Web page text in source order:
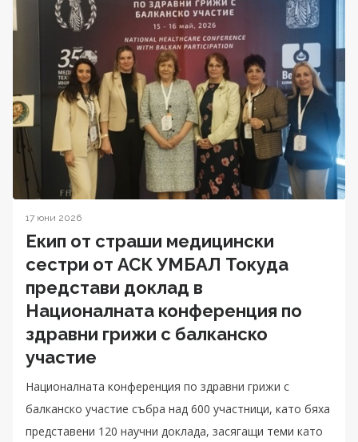
17 юни 2026
Екип от страши медицински
сестри от АСК УМБАЛ Токуда
представи доклад в
Националната конференция по
здравни грижи с балканско
участие
Националната конференция по здравни грижи с
балканско участие събра над 600 участници, като бяха
представени 120 научни доклада, засягащи теми като